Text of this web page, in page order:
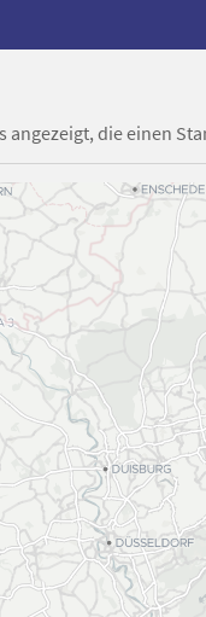
angezeigt, die einen